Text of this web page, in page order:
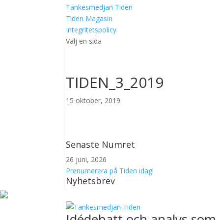
Tankesmedjan Tiden
Tiden Magasin
Integritetspolicy
Välj en sida
TIDEN_3_2019
15 oktober, 2019
Senaste Numret
26 juni, 2026
Prenumerera på Tiden idag!
Nyhetsbrev